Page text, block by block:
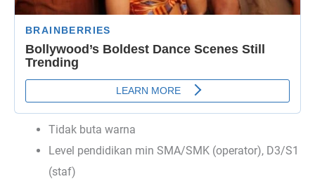
Tidak buta warna
Level pendidikan min SMA/SMK (operator), D3/S1
(staf)